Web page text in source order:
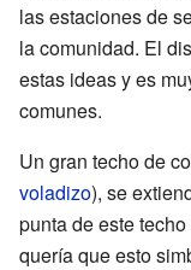
las estaciones de
la comunidad. El
estas ideas y es
comunes.
Un gran techo de
voladizo), se
punta de este
quería que esto